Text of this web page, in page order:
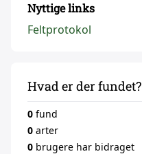
Nyttige links
Feltprotokol
Hvad er der fundet?
0 fund
0 arter
0 brugere har bidraget